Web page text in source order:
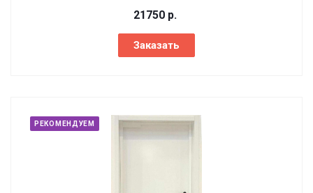
21750 р.
Заказать
РЕКОМЕНДУЕМ